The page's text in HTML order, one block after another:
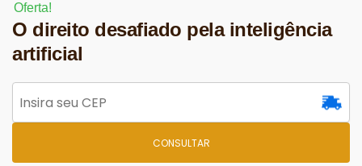
Oferta!
O direito desafiado pela inteligência
artificial
CONSULTAR